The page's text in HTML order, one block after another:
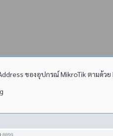
ของอุปกรณ์ MikroTik ตามด้ว